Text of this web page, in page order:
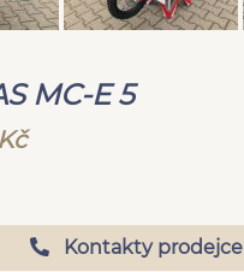
MC-E 5
Kontakty prodejce